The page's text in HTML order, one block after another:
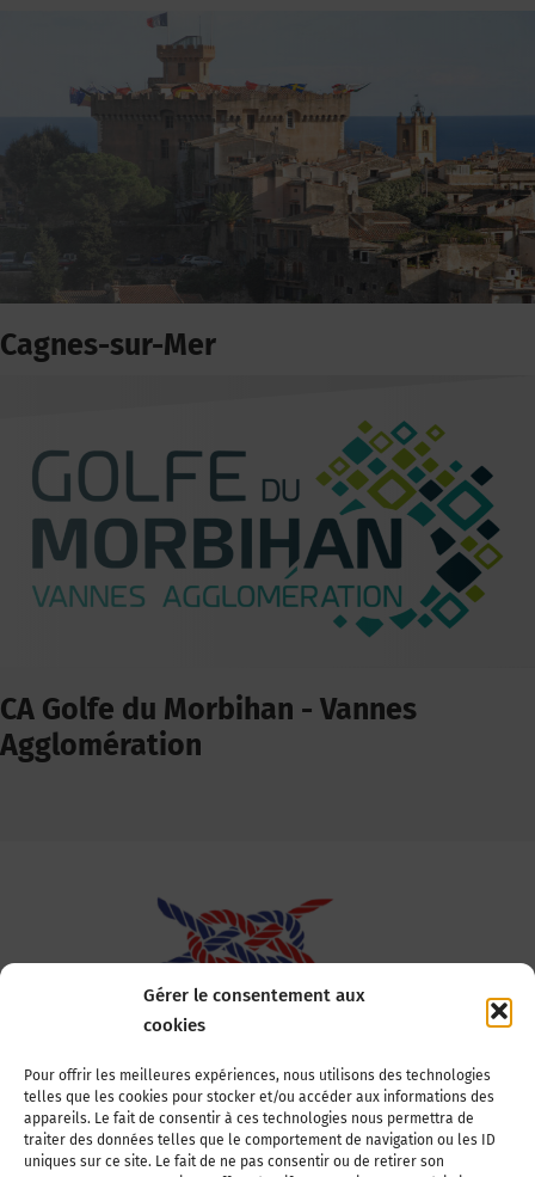
Gérer le consentement aux
cookies
Pour offrir les meilleures expériences, nous utilisons des technologies
telles que les cookies pour stocker et/ou accéder aux informations des
appareils. Le fait de consentir à ces technologies nous permettra de
traiter des données telles que le comportement de navigation ou les ID
uniques sur ce site. Le fait de ne pas consentir ou de retirer son
Cagnes-sur-Mer
CA Golfe du Morbihan - Vannes
Agglomération
Association Nationale des Elus des Littoraux
22, boulevard de la Tour-Maubourg
75007 Paris
Tél : 01 44 11 11 70